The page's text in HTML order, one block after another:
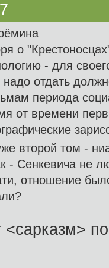
о
- для
надо отдать
периода
от времени
второй том -
- Сенкевича не
отношение
<сарказм>